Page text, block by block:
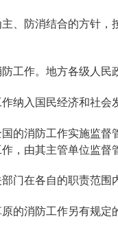
、防消结合的方针
工作。地方各级人民
纳入国民经济和社会
的消防工作实施监
，由其主管单位监
门在各自的职责范围
的消防工作另有规定